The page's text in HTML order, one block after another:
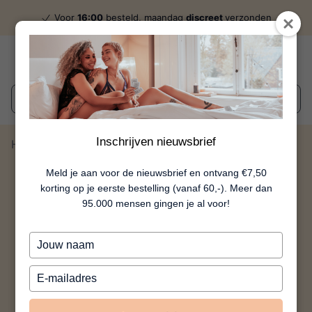
Inschrijven nieuwsbrief
Meld je aan voor de nieuwsbrief en ontvang €7,50
korting op je eerste bestelling (vanaf 60,-). Meer dan
95.000 mensen gingen je al voor!
Typ
je
naam
Typ
je
e-
Voor 16:00 besteld, maandag discreetverzonden
Wat zoek je?
Home Jungle Blow - Paars